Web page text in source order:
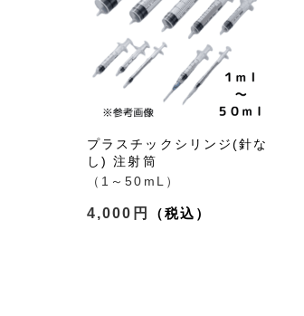
プラスチックシリンジ(針な
し) 注射筒
（1～50mL）
4,000円